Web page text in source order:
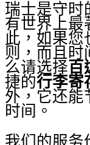
瑞士是守时
有世界上最
此，如果您
则，而且时
么请选择百
捷的行李寄
外，它还能
时间。